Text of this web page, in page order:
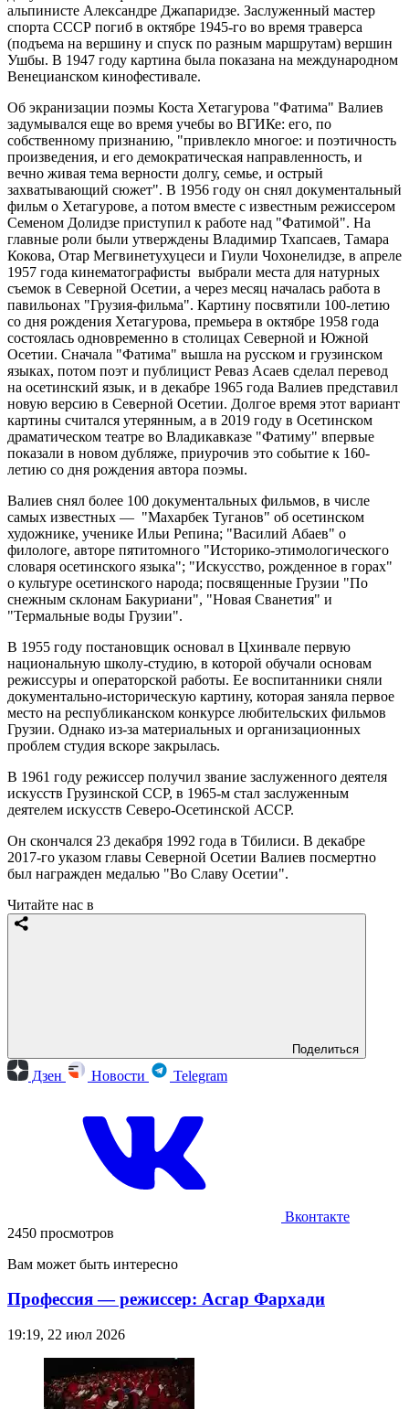
альпинисте Александре Джапаридзе. Заслуженный мастер
спорта СССР погиб в октябре 1945-го во время траверса
(подъема на вершину и спуск по разным маршрутам) вершин
Ушбы. В 1947 году картина была показана на международном
Венецианском кинофестивале.
Об экранизации поэмы Коста Хетагурова "Фатима" Валиев
задумывался еще во время учебы во ВГИКе: его, по
собственному признанию, "привлекло многое: и поэтичность
произведения, и его демократическая направленность, и
вечно живая тема верности долгу, семье, и острый
захватывающий сюжет". В 1956 году он снял документальный
фильм о Хетагурове, а потом вместе с известным режиссером
Семеном Долидзе приступил к работе над "Фатимой". На
главные роли были утверждены Владимир Тхапсаев, Тамара
Кокова, Отар Мегвинетухуцеси и Гиули Чохонелидзе, в апреле
1957 года кинематографисты выбрали места для натурных
съемок в Северной Осетии, а через месяц началась работа в
павильонах "Грузия-фильма". Картину посвятили 100-летию
со дня рождения Хетагурова, премьера в октябре 1958 года
состоялась одновременно в столицах Северной и Южной
Осетии. Сначала "Фатима" вышла на русском и грузинском
языках, потом поэт и публицист Реваз Асаев сделал перевод
на осетинский язык, и в декабре 1965 года Валиев представил
новую версию в Северной Осетии. Долгое время этот вариант
картины считался утерянным, а в 2019 году в Осетинском
драматическом театре во Владикавказе "Фатиму" впервые
показали в новом дубляже, приурочив это событие к 160-
летию со дня рождения автора поэмы.
Валиев снял более 100 документальных фильмов, в числе
самых известных — "Махарбек Туганов" об осетинском
художнике, ученике Ильи Репина; "Василий Абаев" о
филологе, авторе пятитомного "Историко-этимологического
словаря осетинского языка"; "Искусство, рожденное в горах"
о культуре осетинского народа; посвященные Грузии "По
снежным склонам Бакуриани", "Новая Сванетия" и
"Термальные воды Грузии".
В 1955 году постановщик основал в Цхинвале первую
национальную школу-студию, в которой обучали основам
режиссуры и операторской работы. Ее воспитанники сняли
документально-историческую картину, которая заняла первое
место на республиканском конкурсе любительских фильмов
Грузии. Однако из-за материальных и организационных
проблем студия вскоре закрылась.
В 1961 году режиссер получил звание заслуженного деятеля
искусств Грузинской ССР, в 1965-м стал заслуженным
деятелем искусств Северо-Осетинской АССР.
Он скончался 23 декабря 1992 года в Тбилиси. В декабре
2017-го указом главы Северной Осетии Валиев посмертно
был награжден медалью "Во Славу Осетии".
Читайте нас в
Поделиться
Дзен Новости Telegram
Вконтакте
2450 просмотров
Вам может быть интересно
Профессия — режиссер: Асгар Фархади
19:19, 22 июл 2026